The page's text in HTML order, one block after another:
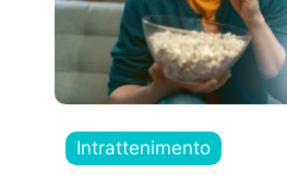
Intrattenimento